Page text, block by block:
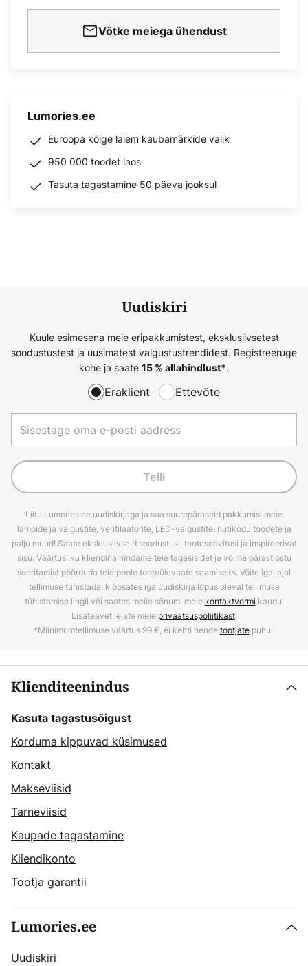
Võtke meiega ühendust
Lumories.ee
Euroopa kõige laiem kaubamärkide valik
950 000 toodet laos
Tasuta tagastamine 50 päeva jooksul
Uudiskiri
Kuule esimesena meie eripakkumistest, eksklusiivsetest
soodustustest ja uusimatest valgustustrendidest. Registreeruge
kohe ja saate 15 % allahindlust*.
Eraklient Ettevõte
Telli
Liitu Lumories.ee uudiskirjaga ja saa suurepäraseid pakkumisi meie
lampide ja valgustite, ventilaatorite, LED-valgustite, nutikodu toodete ja
palju muud! Saate eksklusiivseid soodustusi, tootesoovitusi ja inspireerivat
sisu. Väärtusliku kliendina hindame teie tagasisidet ja võime pärast ostu
sooritamist pöörduda teie poole tooteülevaate saamiseks. Võite igal ajal
tellimuse tühistada, klõpsates iga uudiskirja lõpus oleval tellimuse
tühistamise lingil või saates meile sõnumi meie kontaktvormi kaudu.
Lisateavet leiate meie privaatsuspoliitikast.
*Miinimumtellimuse väärtus 99 €, ei kehti nendetootjatepuhul.
Klienditeenindus
Kasuta tagastusõigust
Korduma kippuvad küsimused
Kontakt
Makseviisid
Tarneviisid
Kaupade tagastamine
Kliendikonto
Tootja garantii
Lumories.ee
Uudiskiri